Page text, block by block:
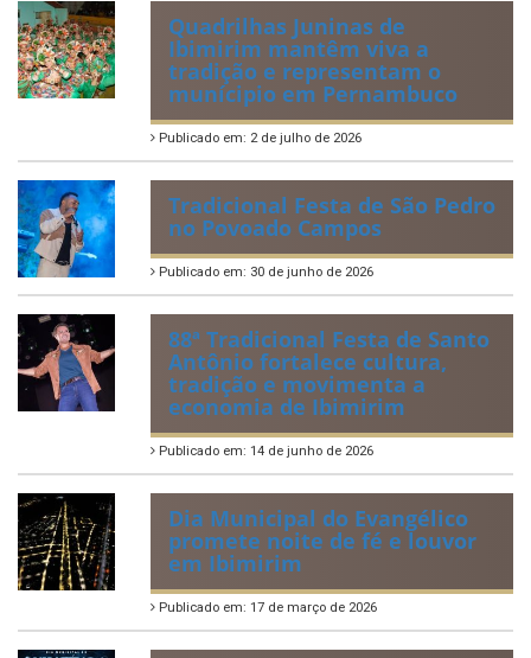
Quadrilhas Juninas de
Ibimirim mantêm viva a
tradição e representam o
munícipio em Pernambuco
Publicado em: 2 de julho de 2026
Tradicional Festa de São Pedro
no Povoado Campos
Publicado em: 30 de junho de 2026
88ª Tradicional Festa de Santo
Antônio fortalece cultura,
tradição e movimenta a
economia de Ibimirim
Publicado em: 14 de junho de 2026
Dia Municipal do Evangélico
promete noite de fé e louvor
em Ibimirim
Publicado em: 17 de março de 2026